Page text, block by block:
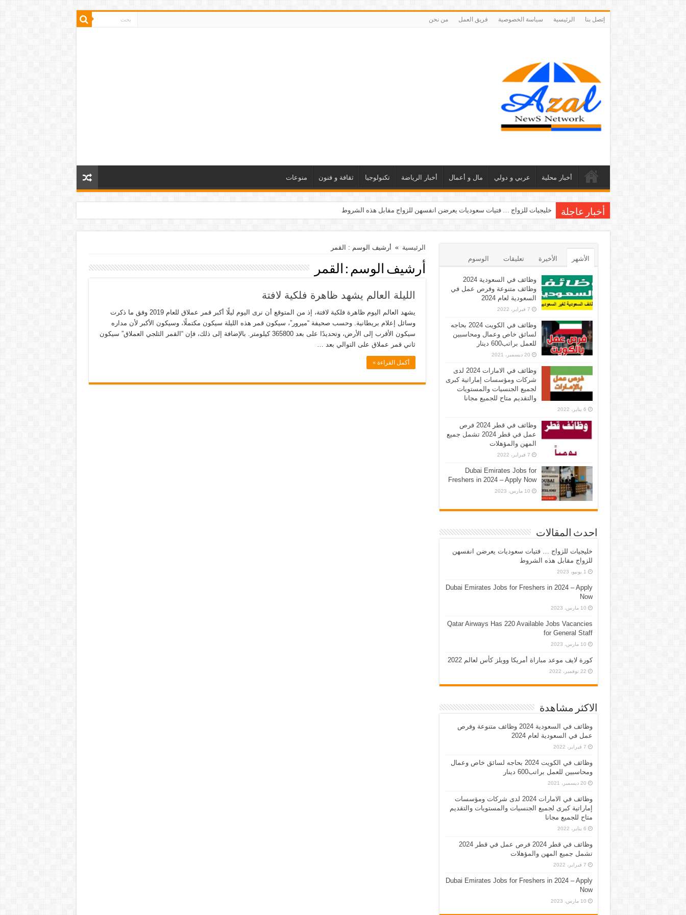
إتصل بنا الرئيسية سياسة الخصوصية فريق العمل من نحن
أخبار محلية عربي و دولي مال و أعمال أخبار الرياضة تكنولوجيا ثقافة و فنون منوعات
أخبار عاجلة خليجيات للزواج … فتيات سعوديات يعرضن انفسهن للزواج مقابل هذه الشروط
الرئيسية » أرشيف الوسم : القمر
أرشيف الوسم : القمر
الليلة العالم يشهد ظاهرة فلكية لافتة
يشهد العالم اليوم ظاهرة فلكية لافتة، إذ من المتوقع أن نرى اليوم ليلًا أكبر قمر عملاق للعام 2019 وفق ما ذكرت
وسائل إعلام بريطانية. وحسب صحيفة “ميرور”، سيكون قمر هذه الليلة سيكون مكتملًا، وسيكون الأكبر لأن مداره
سيكون الأقرب إلى الأرض، وتحديدًا على بعد 365800 كيلومتر. بالإضافة إلى ذلك، فإن “القمر الثلجي العملاق” سيكون
ثاني قمر عملاق على التوالي بعد …
أكمل القراءة »
الأشهر الأخيرة تعليقات الوسوم
وظائف في السعودية 2024
وظائف متنوعة وفرص عمل في
السعودية لعام 2024
7 فبراير، 2022
وظائف في الكويت 2024 بحاجه
لسائق خاص وعمال ومحاسبين
للعمل براتب600 دينار
20 ديسمبر، 2021
وظائف في الامارات 2024 لدى
شركات ومؤسسات إماراتية كبرى
لجميع الجنسيات والمستويات
والتقديم متاح للجميع مجانا
6 يناير، 2022
وظائف في قطر 2024 فرص
عمل في قطر 2024 تشمل جميع
المهن والمؤهلات
7 فبراير، 2022
Dubai Emirates Jobs for
Freshers in 2024 – Apply Now
10 مارس، 2023
احدث المقالات
خليجيات للزواج … فتيات سعوديات يعرضن انفسهن
للزواج مقابل هذه الشروط
1 يونيو، 2023
Dubai Emirates Jobs for Freshers in 2024 – Apply
Now
10 مارس، 2023
Qatar Airways Has 220 Available Jobs Vacancies
for General Staff
10 مارس، 2023
كورة لايف موعد مباراة أمريكا وويلز كأس لعالم 2022
22 نوفمبر، 2022
الاكثر مشاهدة
وظائف في السعودية 2024 وظائف متنوعة وفرص
عمل في السعودية لعام 2024
7 فبراير، 2022
وظائف في الكويت 2024 بحاجه لسائق خاص وعمال
ومحاسبين للعمل براتب600 دينار
20 ديسمبر، 2021
وظائف في الامارات 2024 لدى شركات ومؤسسات
إماراتية كبرى لجميع الجنسيات والمستويات والتقديم
متاح للجميع مجانا
6 يناير، 2022
وظائف في قطر 2024 فرص عمل في قطر 2024
تشمل جميع المهن والمؤهلات
7 فبراير، 2022
Dubai Emirates Jobs for Freshers in 2024 – Apply
Now
10 مارس، 2023